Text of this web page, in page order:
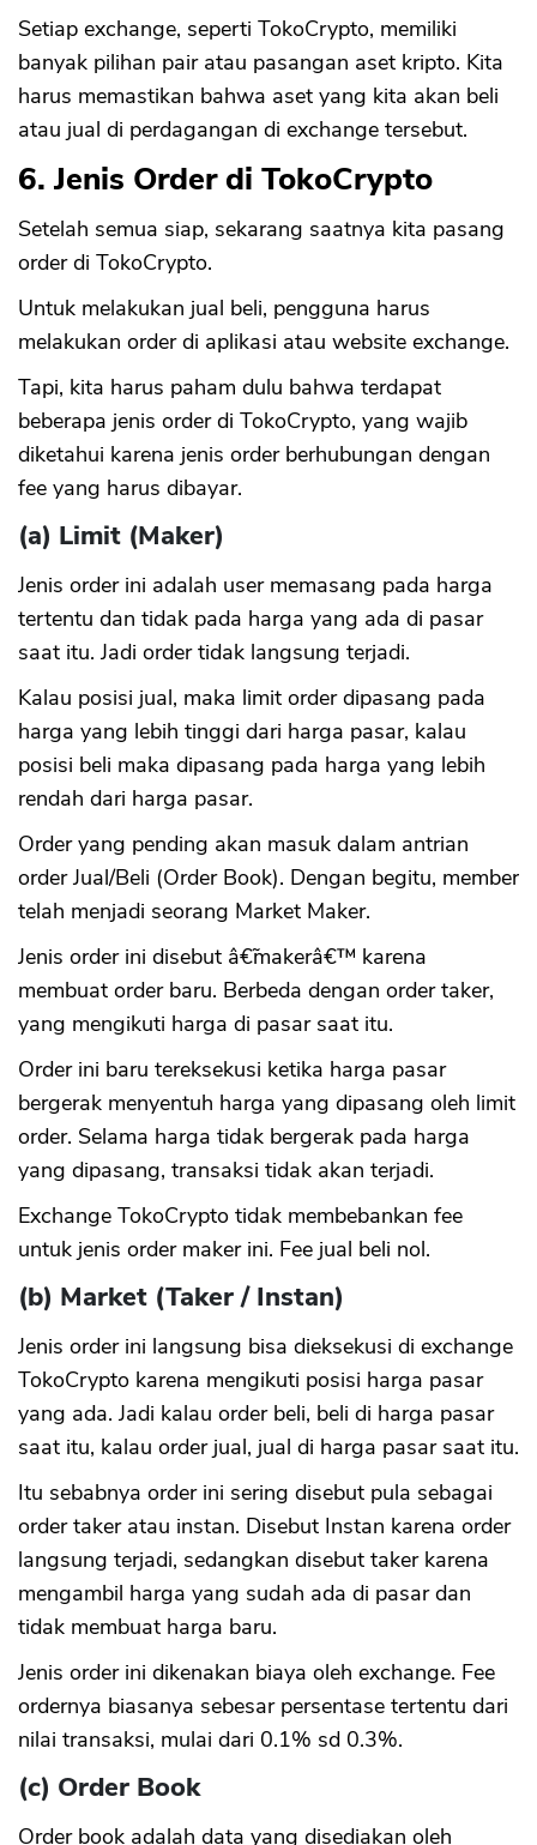
Setiap exchange, seperti TokoCrypto, memiliki
banyak pilihan pair atau pasangan aset kripto. Kita
harus memastikan bahwa aset yang kita akan beli
atau jual di perdagangan di exchange tersebut.
6. Jenis Order di TokoCrypto
Setelah semua siap, sekarang saatnya kita pasang
order di TokoCrypto.
Untuk melakukan jual beli, pengguna harus
melakukan order di aplikasi atau website exchange.
Tapi, kita harus paham dulu bahwa terdapat
beberapa jenis order di TokoCrypto, yang wajib
diketahui karena jenis order berhubungan dengan
fee yang harus dibayar.
(a) Limit (Maker)
Jenis order ini adalah user memasang pada harga
tertentu dan tidak pada harga yang ada di pasar
saat itu. Jadi order tidak langsung terjadi.
Kalau posisi jual, maka limit order dipasang pada
harga yang lebih tinggi dari harga pasar, kalau
posisi beli maka dipasang pada harga yang lebih
rendah dari harga pasar.
Order yang pending akan masuk dalam antrian
order Jual/Beli (Order Book). Dengan begitu, member
telah menjadi seorang Market Maker.
Jenis order ini disebut â€˜makerâ€™ karena
membuat order baru. Berbeda dengan order taker,
yang mengikuti harga di pasar saat itu.
Order ini baru tereksekusi ketika harga pasar
bergerak menyentuh harga yang dipasang oleh limit
order. Selama harga tidak bergerak pada harga
yang dipasang, transaksi tidak akan terjadi.
Exchange TokoCrypto tidak membebankan fee
untuk jenis order maker ini. Fee jual beli nol.
(b) Market (Taker / Instan)
Jenis order ini langsung bisa dieksekusi di exchange
TokoCrypto karena mengikuti posisi harga pasar
yang ada. Jadi kalau order beli, beli di harga pasar
saat itu, kalau order jual, jual di harga pasar saat itu.
Itu sebabnya order ini sering disebut pula sebagai
order taker atau instan. Disebut Instan karena order
langsung terjadi, sedangkan disebut taker karena
mengambil harga yang sudah ada di pasar dan
tidak membuat harga baru.
Jenis order ini dikenakan biaya oleh exchange. Fee
ordernya biasanya sebesar persentase tertentu dari
nilai transaksi, mulai dari 0.1% sd 0.3%.
(c) Order Book
Order book adalah data yang disediakan oleh